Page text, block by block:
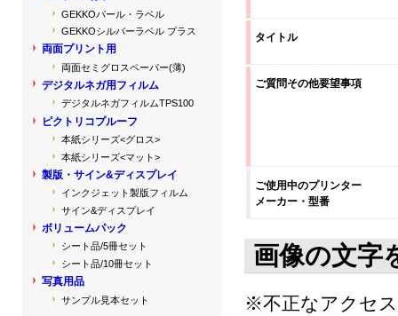
タイトル
ご質問その他要望事項
ご使用中のプリンター
メーカー・型番
画像の文字
※不正なアクセ
GEKKOパール・ラベル
GEKKOシルバーラベル プラス
両面プリント用
両面セミグロスペーパー(薄)
デジタルネガ用フィルム
デジタルネガフィルムTPS100
ピクトリコプルーフ
本紙シリーズ<グロス>
本紙シリーズ<マット>
製版・サイン&ディスプレイ
インクジェット製版フィルム
サイン&ディスプレイ
ボリュームパック
シート品/5冊セット
シート品/10冊セット
写真用品
サンプル見本セット